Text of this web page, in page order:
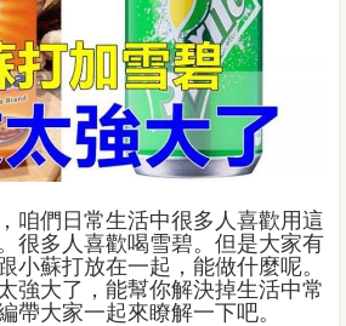
咱們日常生活中很多人喜歡用這
很多人喜歡喝雪碧。但是大家有
小蘇打放在一起，能做什麼呢。
強大了，能幫你解決掉生活中常
帶大家一起來瞭解一下吧。